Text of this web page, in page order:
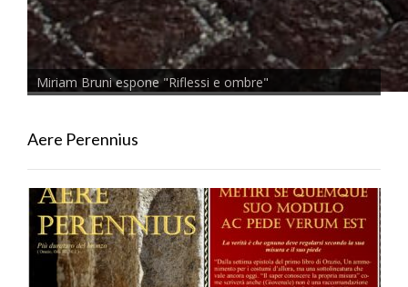
Miriam Bruni espone "Riflessi e ombre"
Aere Perennius